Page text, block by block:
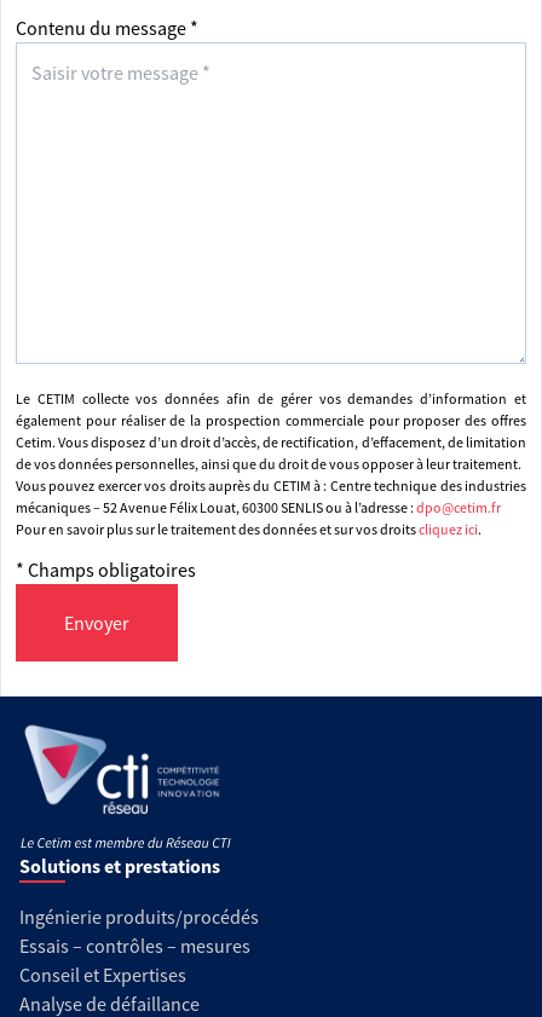
Contenu du message *
Le CETIM collecte vos données afin de gérer vos demandes d’information et
également pour réaliser de la prospection commerciale pour proposer des offres
Cetim. Vous disposez d’un droit d’accès, de rectification, d’effacement, de limitation
de vos données personnelles, ainsi que du droit de vous opposer à leur traitement.
Vous pouvez exercer vos droits auprès du CETIM à : Centre technique des industries
mécaniques – 52 Avenue Félix Louat, 60300 SENLIS ou à l’adresse : dpo@cetim.fr
Pour en savoir plus sur le traitement des données et sur vos droitscliquez ici.
* Champs obligatoires
Envoyer
Solutions et prestations
Ingénierie produits/procédés
Essais – contrôles – mesures
Conseil et Expertises
Analyse de défaillance